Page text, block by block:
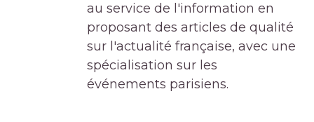
au service de l'information en
proposant des articles de qualité
sur l'actualité française, avec une
spécialisation sur les
événements parisiens.